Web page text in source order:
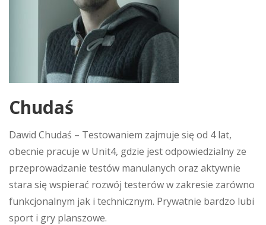
Chudaś
Dawid Chudaś – Testowaniem zajmuje się od 4 lat,
obecnie pracuje w Unit4, gdzie jest odpowiedzialny ze
przeprowadzanie testów manulanych oraz aktywnie
stara się wspierać rozwój testerów w zakresie zarówno
funkcjonalnym jak i technicznym. Prywatnie bardzo lubi
sport i gry planszowe.